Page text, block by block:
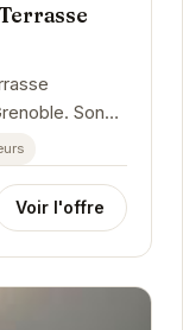
Son
facile aux...
Voir l'offre